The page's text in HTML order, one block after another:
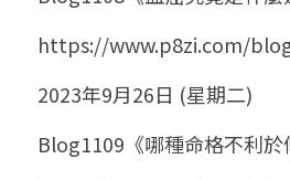
https://www.p8zi.com/
2023年9月26日 (星期二)
Blog1109《哪種命格不利於